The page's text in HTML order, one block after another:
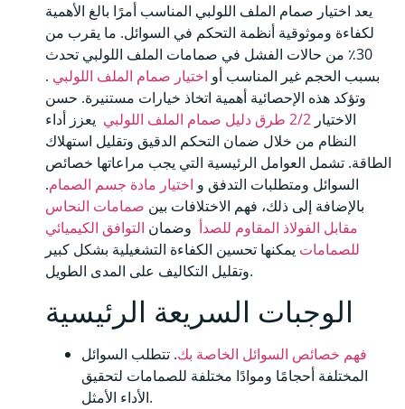
يعد اختيار صمام الملف اللولبي المناسب أمرًا بالغ الأهمية
لكفاءة وموثوقية أنظمة التحكم في السوائل. ما يقرب من
30٪ من حالات الفشل في صمامات الملف اللولبي تحدث
بسبب الحجم غير المناسب أو اختيار صمام الملف اللولبي .
وتؤكد هذه الإحصائية أهمية اتخاذ خيارات مستنيرة. حسن
الاختيار 2/2 طرق دليل صمام الملف اللولبي
يعزز أداء
النظام من خلال ضمان التحكم الدقيق وتقليل استهلاك
الطاقة. تشمل العوامل الرئيسية التي يجب مراعاتها خصائص
السوائل ومتطلبات التدفق و اختيار مادة جسم الصمام.
بالإضافة إلى ذلك، فهم الاختلافات بين صمامات النحاس
مقابل الفولاذ المقاوم للصدأ وضمان التوافق الكيميائي
للصمامات يمكنها تحسين الكفاءة التشغيلية بشكل كبير
وتقليل التكاليف على المدى الطويل.
الوجبات السريعة الرئيسية
فهم خصائص السوائل الخاصة بك. تتطلب السوائل
المختلفة أحجامًا وموادًا مختلفة للصمامات لتحقيق
الأداء الأمثل.